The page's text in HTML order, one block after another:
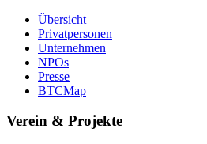
Übersicht
Privatpersonen
Unternehmen
NPOs
Presse
BTCMap
Verein & Projekte